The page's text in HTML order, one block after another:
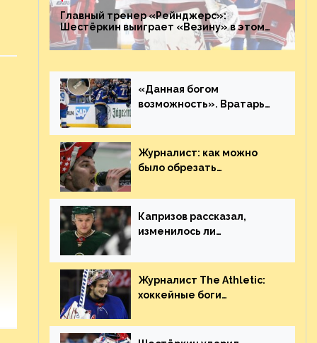
Главный тренер «Рейнджерс»:
Шестёркин выиграет «Везину» в этом
году. Он невероятен
«Данная богом
возможность». Вратарь
о броске бутылкой в
Кадри
Журналист: как можно
было обрезать
Деанджело? Плохая
работа, ESPN
Капризов рассказал,
изменилось ли
из-за ситуации на
Украине
Журналист The Athletic:
хоккейные боги
стабильно великолепную
игру